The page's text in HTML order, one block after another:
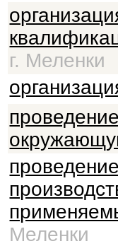
г. Меленки
Меленки